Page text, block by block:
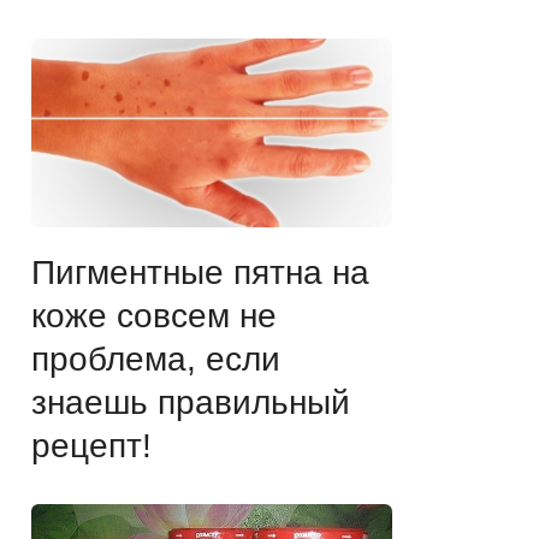
Пигментные пятна на
коже совсем не
проблема, если
знаешь правильный
рецепт!